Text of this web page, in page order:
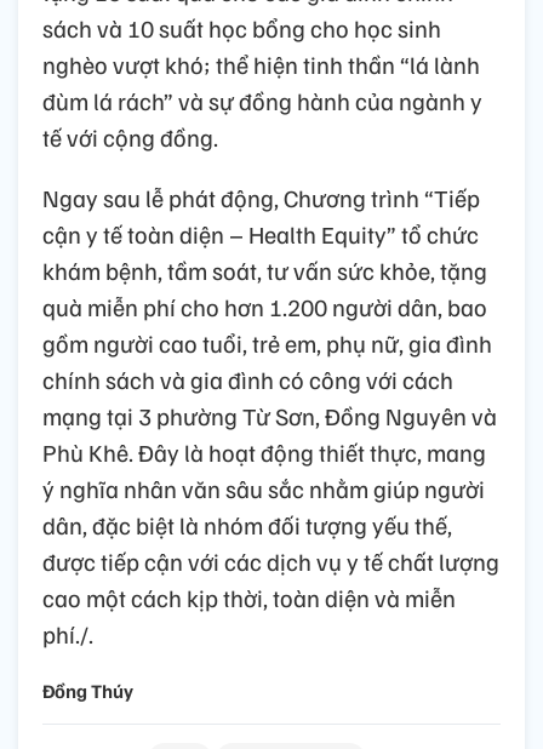
sách và 10 suất học bổng cho học sinh
nghèo vượt khó; thể hiện tinh thần “lá lành
đùm lá rách” và sự đồng hành của ngành y
tế với cộng đồng.
Ngay sau lễ phát động, Chương trình “Tiếp
cận y tế toàn diện – Health Equity” tổ chức
khám bệnh, tầm soát, tư vấn sức khỏe, tặng
quà miễn phí cho hơn 1.200 người dân, bao
gồm người cao tuổi, trẻ em, phụ nữ, gia đình
chính sách và gia đình có công với cách
mạng tại 3 phường Từ Sơn, Đồng Nguyên và
Phù Khê. Đây là hoạt động thiết thực, mang
ý nghĩa nhân văn sâu sắc nhằm giúp người
dân, đặc biệt là nhóm đối tượng yếu thế,
được tiếp cận với các dịch vụ y tế chất lượng
cao một cách kịp thời, toàn diện và miễn
phí./.
Đồng Thúy